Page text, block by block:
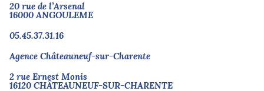
20 rue de l’Arsenal
16000 ANGOULEME
05.45.37.31.16
Agence Châteauneuf-sur-Charente
2 rue Ernest Monis
16120 CHÂTEAUNEUF-SUR-CHARENTE